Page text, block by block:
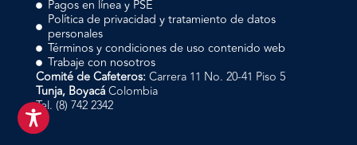
Pagos en línea y PSE
Política de privacidad y tratamiento de datos
personales
Términos y condiciones de uso contenido web
Trabaje con nosotros
Comité de Cafeteros: Carrera 11 No. 20-41 Piso 5
Tunja, BoyacáColombia
Tel. (8) 742 2342